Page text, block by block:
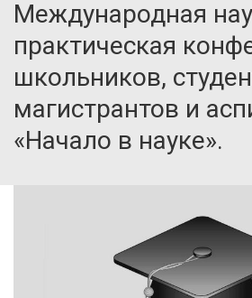
Международная
практическая
школьников,
магистрантов и
«Начало в науке».